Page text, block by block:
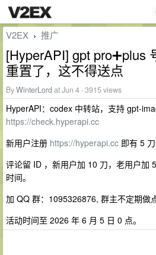
V2EX › 推广
[HyperAPI] gpt pro➕plus
重置了，这不得送点
ByWinterLord at Jun 4 · 3915 views
HyperAPI：codex 中转站，支持 gpt-
https://check.hyperapi.cc
新用户注册 https://hyperapi.cc 即有 5 刀
评论留 ID ，新用户加 10 刀，老用户加
时间。
加 QQ 群：1095326876, 群主不定期做
活动时间至 2026 年 6 月 5 日 0 点。